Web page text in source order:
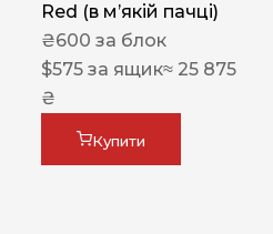
Red (в мʼякій пачці)
₴600 за блок
$575 за ящик≈ 25 875
₴
Купити